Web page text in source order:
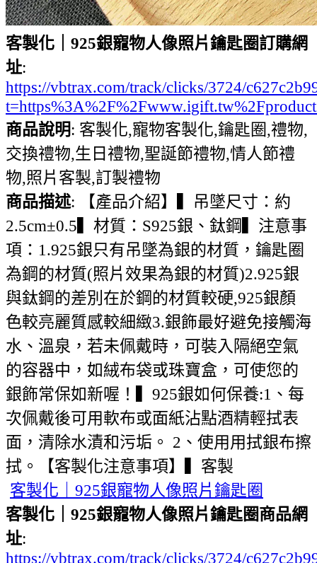
客製化｜925銀寵物人像照片鑰匙圈訂購網
址:
https://vbtrax.com/track/clicks/3724/
商品說明: 客製化,寵物客製化,鑰匙圈,禮物,
交換禮物,生日禮物,聖誕節禮物,情人節禮
物,照片客製,訂製禮物
商品描述: 【產品介紹】▍吊墜尺寸：約
2.5cm±0.5▍材質：S925銀、鈦鋼▍注意事
項：1.925銀只有吊墜為銀的材質，鑰匙圈
為鋼的材質(照片效果為銀的材質)2.925銀
與鈦鋼的差別在於鋼的材質較硬,925銀顏
色較亮麗質感較細緻3.銀飾最好避免接觸海
水、溫泉，若未佩戴時，可裝入隔絕空氣
的容器中，如絨布袋或珠寶盒，可使您的
銀飾常保如新喔！▍925銀如何保養:1、每
次佩戴後可用軟布或面紙沾點酒精輕拭表
面，清除水漬和污垢。 2、使用用拭銀布擦
拭。【客製化注意事項】▍客製
客製化｜925銀寵物人像照片鑰匙圈
客製化｜925銀寵物人像照片鑰匙圈商品網
址:
https://vbtrax.com/track/clicks/3724/